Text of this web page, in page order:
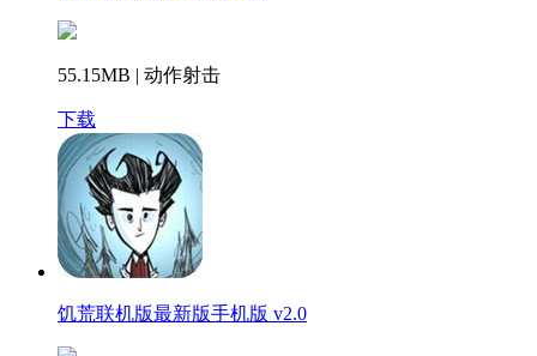
55.15MB | 动作射击
下载
饥荒联机版最新版手机版 v2.0